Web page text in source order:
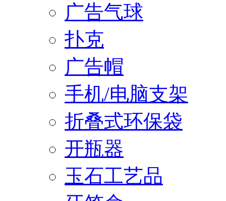
广告气球
扑克
广告帽
手机/电脑支架
折叠式环保袋
开瓶器
玉石工艺品